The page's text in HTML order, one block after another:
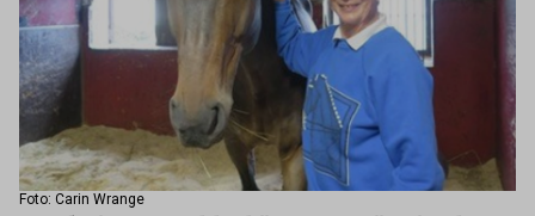
Foto: Carin Wrange